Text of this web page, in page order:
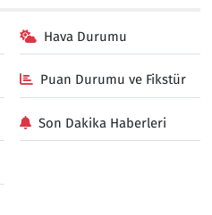
Hava Durumu
Puan Durumu ve Fikstür
Son Dakika Haberleri